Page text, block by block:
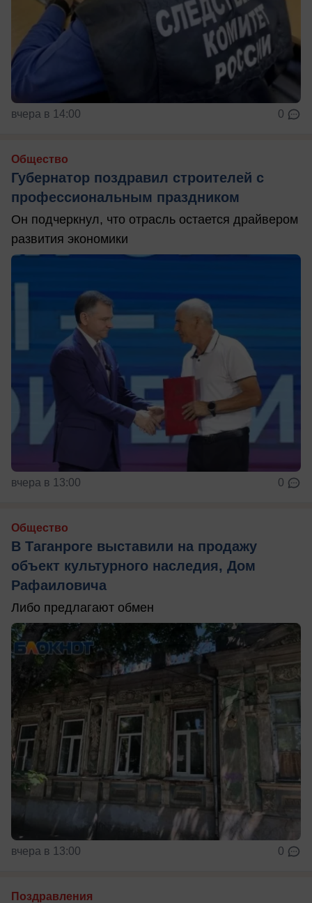
вчера в 14:00 0
Общество
Губернатор поздравил строителей с
профессиональным праздником
Он подчеркнул, что отрасль остается драйвером
развития экономики
вчера в 13:00 0
Общество
В Таганроге выставили на продажу
объект культурного наследия, Дом
Рафаиловича
Либо предлагают обмен
вчера в 13:00 0
Поздравления